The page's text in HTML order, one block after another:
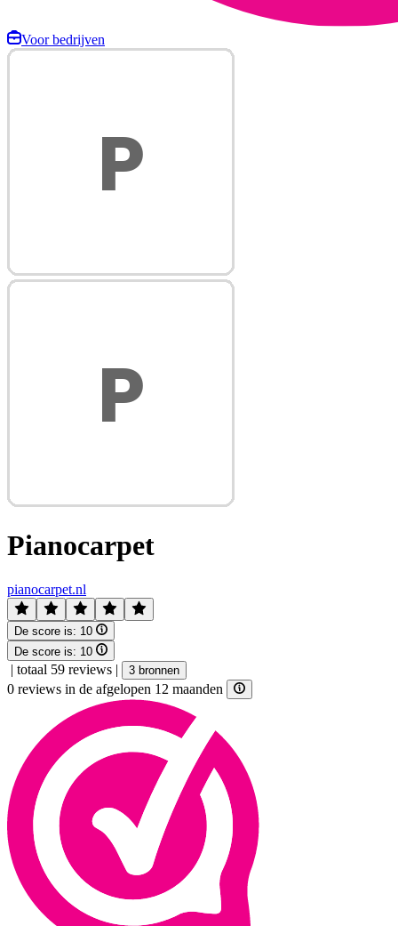
Voor bedrijven
Pianocarpet
pianocarpet.nl
De score is: 10
De score is: 10
| totaal 59 reviews | 3 bronnen
0 reviews in de afgelopen 12 maanden